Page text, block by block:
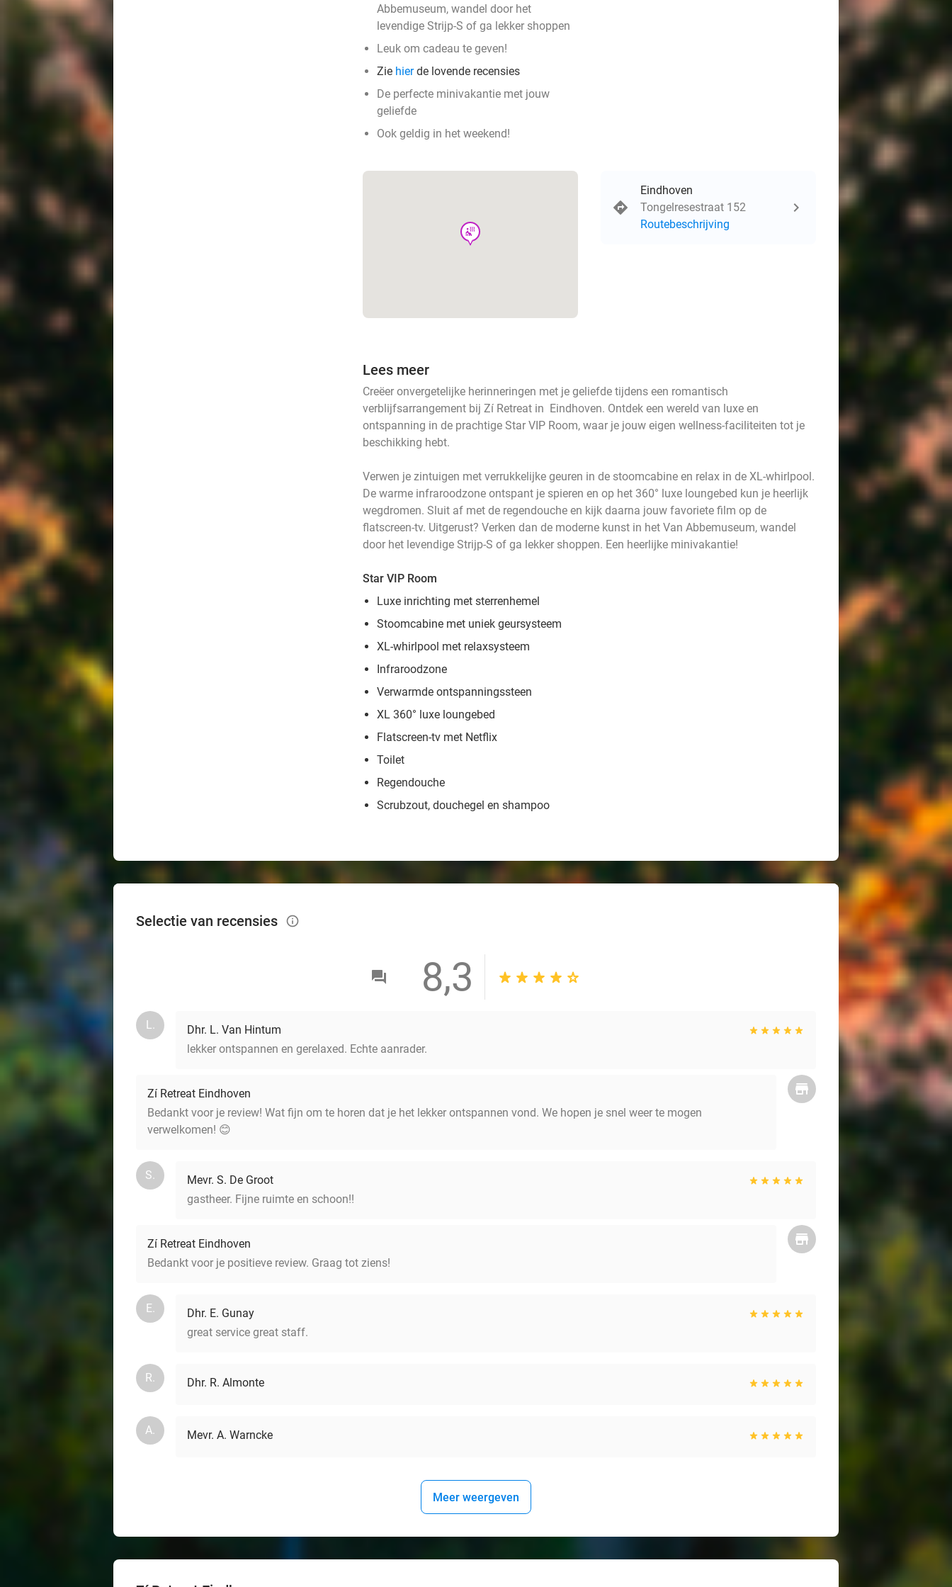
Abbemuseum, wandel door het
levendige Strijp-S of ga lekker shoppen
Leuk om cadeau te geven!
Zie hierde lovende recensies
De perfecte minivakantie met jouw
geliefde
Ook geldig in het weekend!
wellness
Eindhoven
Tongelresestraat 152
Routebeschrijving
Lees meer
Creëer onvergetelijke herinneringen met je geliefde tijdens een romantisch
verblijfsarrangement bij Zí Retreat in Eindhoven. Ontdek een wereld van luxe en
ontspanning in de prachtige Star VIP Room, waar je jouw eigen wellness-faciliteiten tot je
beschikking hebt.
Verwen je zintuigen met verrukkelijke geuren in de stoomcabine en relax in de XL-whirlpool.
De warme infraroodzone ontspant je spieren en op het 360° luxe loungebed kun je heerlijk
wegdromen. Sluit af met de regendouche en kijk daarna jouw favoriete film op de
flatscreen-tv. Uitgerust? Verken dan de moderne kunst in het Van Abbemuseum, wandel
door het levendige Strijp-S of ga lekker shoppen. Een heerlijke minivakantie!
Star VIP Room
Luxe inrichting met sterrenhemel
Stoomcabine met uniek geursysteem
XL-whirlpool met relaxsysteem
Infraroodzone
Verwarmde ontspanningssteen
XL 360° luxe loungebed
Flatscreen-tv met Netflix
Toilet
Regendouche
Scrubzout, douchegel en shampoo
Selectie van recensies info_outlined
8,3
L.
Dhr. L. Van Hintum
lekker ontspannen en gerelaxed. Echte aanrader.
Zí Retreat Eindhoven
Bedankt voor je review! Wat fijn om te horen dat je het lekker ontspannen vond. We hopen je snel weer te mogen
verwelkomen! 😊
S.
Mevr. S. De Groot
gastheer. Fijne ruimte en schoon!!
Zí Retreat Eindhoven
Bedankt voor je positieve review. Graag tot ziens!
E.
Dhr. E. Gunay
great service great staff.
R. Dhr. R. Almonte
A. Mevr. A. Warncke
Meer weergeven